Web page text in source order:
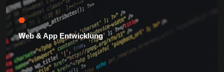
Web & App Entwicklung